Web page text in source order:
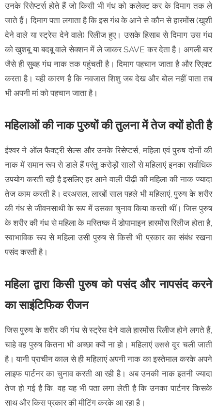
उनके रिसेप्टर्स होते हैं जो किसी भी गंध को कलेक्ट कर के दिमाग तक ले
जाते हैं। दिमाग पता लगाता है कि इस गंध के आने से कौन से हारमोंस (खुशी
देने वाले या स्ट्रेस देने वाले) रिलीज हुए। उसके हिसाब से दिमाग उस गंध
को खुशबू या बदबू वाले सेक्शन में ले जाकर SAVE कर देता है। अगली बार
जैसे ही सुबह गंध नाक तक पहुंचती है। दिमाग पहचान जाता है और रिएक्ट
करता है। यही कारण है कि नवजात शिशु जब देख और बोल नहीं पाता तब
भी अपनी मां को पहचान जाता है।
महिलाओं की नाक पुरुषों की तुलना में तेज क्यों होती है
ईश्वर ने ऑल फैक्ट्री सेल्स और उनके रिसेप्टर्स, महिला एवं पुरुष दोनों की
नाक में समान रूप से डाले हैं परंतु करोड़ों सालों से महिलाएं इनका सर्वाधिक
उपयोग करती रही है इसलिए हर आने वाली पीढ़ी की महिला की नाक ज्यादा
तेज काम करती है। दरअसल, लाखों साल पहले भी महिलाएं, पुरुष के शरीर
की गंध से जीवनसाथी के रूप में उसका चुनाव किया करती थीं। जिस पुरुष
के शरीर की गंध से महिला के मस्तिष्क में डोपामाइन हारमोंस रिलीज होता है,
स्वाभाविक रूप से महिला उसी पुरुष से किसी भी प्रकार का संबंध रखना
पसंद करती है।
महिला द्वारा किसी पुरुष को पसंद और नापसंद करने
का साइंटिफिक रीजन
जिस पुरुष के शरीर की गंध से स्ट्रेस देने वाले हारमोंस रिलीज होने लगते हैं,
चाहे वह पुरुष कितना भी अच्छा क्यों ना हो। महिलाएंउससे दूर चली जाती
है। यानी प्राचीन काल से ही महिलाएं अपनी नाक का इस्तेमाल करके अपने
लाइफ पार्टनर का चुनाव करती आ रही है। अब उनकी नाक इतनी ज्यादा
तेज हो गई है कि, वह यह भी पता लगा लेती है कि उनका पार्टनर किसके
साथ और किस प्रकार की मीटिंग करके आ रहा है।